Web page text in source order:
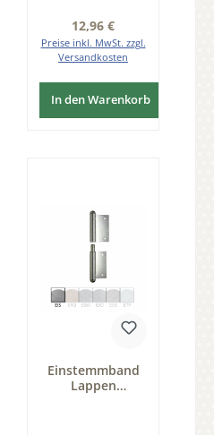
VS002
Regulärer Preis:
12,96 €
Preise inkl. MwSt. zzgl.
Versandkosten
In den Warenkorb
Einstemmband
Lappen